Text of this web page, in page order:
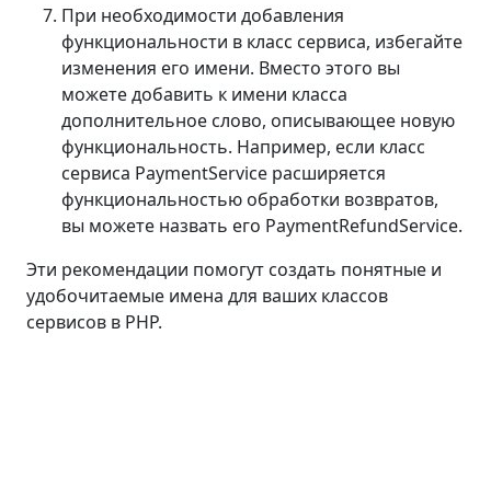
При необходимости добавления
функциональности в класс сервиса, избегайте
изменения его имени. Вместо этого вы
можете добавить к имени класса
дополнительное слово, описывающее новую
функциональность. Например, если класс
сервиса PaymentService расширяется
функциональностью обработки возвратов,
вы можете назвать его PaymentRefundService.
Эти рекомендации помогут создать понятные и
удобочитаемые имена для ваших классов
сервисов в PHP.